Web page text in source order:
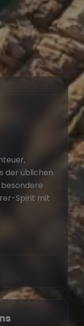
der üblichen
Spirit mit